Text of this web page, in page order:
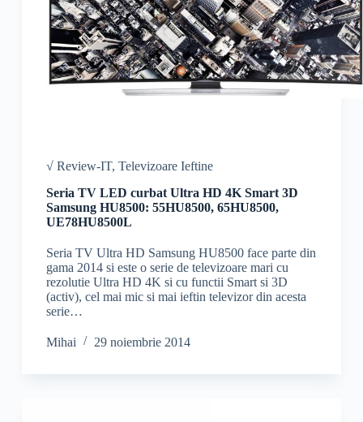
√ Review-IT, Televizoare Ieftine
Seria TV LED curbat Ultra HD 4K Smart 3D
Samsung HU8500: 55HU8500, 65HU8500,
UE78HU8500L
Seria TV Ultra HD Samsung HU8500 face parte din
gama 2014 si este o serie de televizoare mari cu
rezolutie Ultra HD 4K si cu functii Smart si 3D
(activ), cel mai mic si mai ieftin televizor din acesta
serie…
Mihai 29 noiembrie 2014